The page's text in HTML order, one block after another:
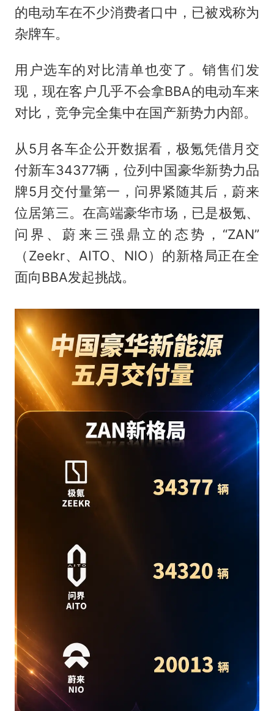
的电动车在不少消费者口中，已被戏称为
杂牌车。
用户选车的对比清单也变了。销售们发
现，现在客户几乎不会拿BBA的电动车来
对比，竞争完全集中在国产新势力内部。
从5月各车企公开数据看，极氪凭借月交
付新车34377辆，位列中国豪华新势力品
牌5月交付量第一，问界紧随其后，蔚来
位居第三。在高端豪华市场，已是极氪、
问界、蔚来三强鼎立的态势，“ZAN”
（Zeekr、AITO、NIO）的新格局正在全
面向BBA发起挑战。